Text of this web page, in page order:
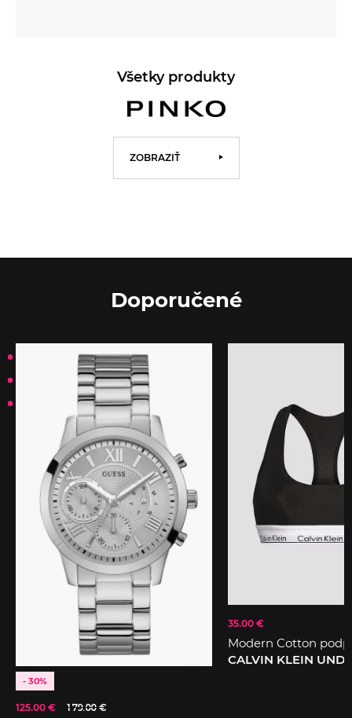
Všetky produkty
ZOBRAZIŤ
Doporučené
- 30%
125.00 € 179.00 €
35.00 €
Modern Cotton
CALVIN KLEIN